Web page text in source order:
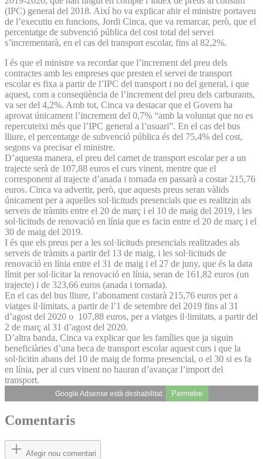
(IPC) general del 2018. Així ho va explicar ahir el ministre portaveu
de l’executiu en funcions, Jordi Cinca, que va remarcar, però, que el
percentatge de subvenció pública del cost total del servei
s’incrementarà, en el cas del transport escolar, fins al 82,2%.
I és que el ministre va recordar que l’increment del preu dels
contractes amb les empreses que presten el servei de transport
escolar es fixa a partir de l’IPC del transport i no del general, i que
aquest, com a conseqüència de l’increment del preu dels carburants,
va ser del 4,2%. Amb tot, Cinca va destacar que el Govern ha
aprovat únicament l’increment del 0,7% “amb la voluntat que no es
repercuteixi més que l’IPC general a l’usuari”. En el cas del bus
lliure, el percentatge de subvenció pública és del 75,4% del cost,
segons va precisar el ministre.
D’aquesta manera, el preu del carnet de transport escolar per a un
trajecte serà de 107,88 euros el curs vinent, mentre que el
corresponent al trajecte d’anada i tornada en passarà a costar 215,76
euros. Cinca va advertir, però, que aquests preus seran vàlids
únicament per a aquelles sol·licituds presencials que es realitzin als
serveis de tràmits entre el 20 de març i el 10 de maig del 2019, i les
sol·licituds de renovació en línia que es facin entre el 20 de març i el
30 de maig del 2019.
I és que els preus per a les sol·licituds presencials realitzades als
serveis de tràmits a partir del 13 de maig, i les sol·licituds de
renovació en línia entre el 31 de maig i el 27 de juny, que és la data
límit per sol·licitar la renovació en línia, seran de 161,82 euros (un
trajecte) i de 323,66 euros (anada i tornada).
En el cas del bus lliure, l’abonament costarà 215,76 euros per a
viatges il·limitats, a partir de l’1 de setembre del 2019 fins al 31
d’agost del 2020 o 107,88 euros, per a viatges il·limitats, a partir del
2 de març al 31 d’agost del 2020.
D’altra banda, Cinca va explicar que les famílies que ja siguin
beneficiàries d’una beca de transport escolar aquest curs i que la
sol·licitin abans del 10 de maig de forma presencial, o el 30 si es fa
en línia, per al curs vinent no hauran d’avançar l’import del
transport.
Google Adsense està deshabilitat. Permetre
Comentaris
Afegir nou comentari